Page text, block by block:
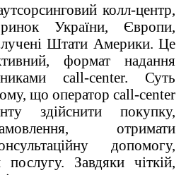
колл-центр,
України, Європи,
Штати Америки. Це
формат надання
call-center. Суть
що оператор call-center
здійснити покупку,
отримати
допомогу,
Завдяки чіткій,